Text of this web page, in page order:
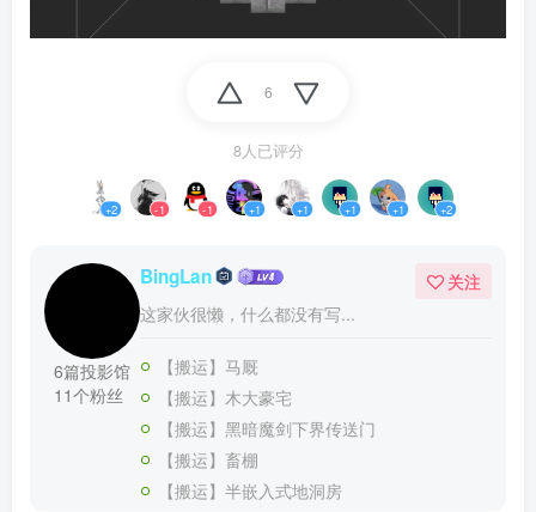
6
8人已评分
+2 -1 -1 +1 +1 +1 +1 +2
6篇投影馆
11个粉丝
BingLan
这家伙很懒，什么都没有写...
关注
【搬运】马厩
【搬运】木大豪宅
【搬运】黑暗魔剑下界传送门
【搬运】畜棚
【搬运】半嵌入式地洞房